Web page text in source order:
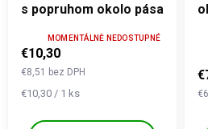
s popruhom okolo pása
€8,51 bez DPH
€10,30
Jednotková cena:
€10,30 / 1 ks
MOMENTÁLNĚ NEDOSTUPNÉ